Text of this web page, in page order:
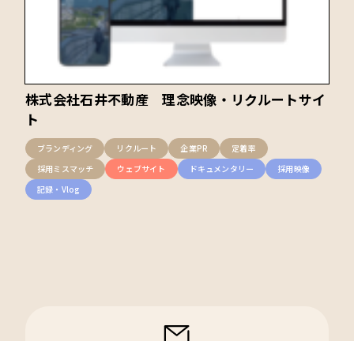
株式会社石井不動産 理念映像・リクルートサイ
ト
ブランディング リクルート 企業PR
定着率
採用ミスマッチ
ウェブサイト ドキュメンタリー
採用映像
記録・Vlog